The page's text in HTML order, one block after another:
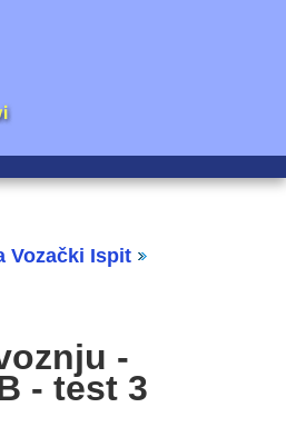
Vozački Ispit
-
- test 3